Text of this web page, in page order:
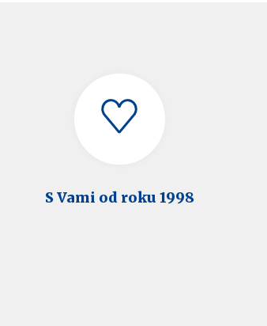
S Vami od roku 1998